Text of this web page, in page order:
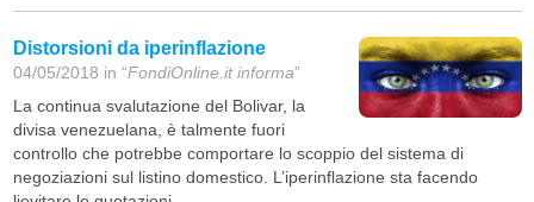
Distorsioni da iperinflazione
04/05/2018 in “FondiOnline.it informa”
La continua svalutazione del Bolivar, la
divisa venezuelana, è talmente fuori
controllo che potrebbe comportare lo scoppio del sistema di
negoziazioni sul listino domestico. L’iperinflazione sta facendo